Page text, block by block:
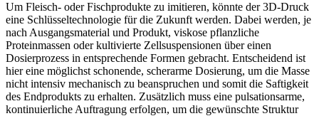
Um Fleisch- oder Fischprodukte zu imitieren, könnte der 3D-Druck
eine Schlüsseltechnologie für die Zukunft werden. Dabei werden, je
nach Ausgangsmaterial und Produkt, viskose pflanzliche
Proteinmassen oder kultivierte Zellsuspensionen über einen
Dosierprozess in entsprechende Formen gebracht. Entscheidend ist
hier eine möglichst schonende, scherarme Dosierung, um die Masse
nicht intensiv mechanisch zu beanspruchen und somit die Saftigkeit
des Endprodukts zu erhalten. Zusätzlich muss eine pulsationsarme,
kontinuierliche Auftragung erfolgen, um die gewünschte Struktur